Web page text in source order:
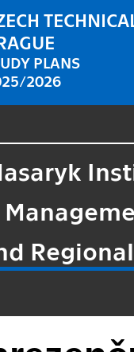
PLANS
2026